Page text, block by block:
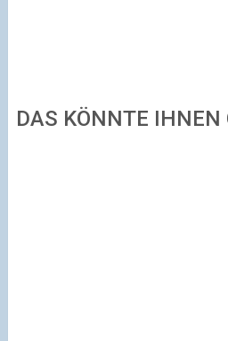
DAS KÖNNTE IHNEN